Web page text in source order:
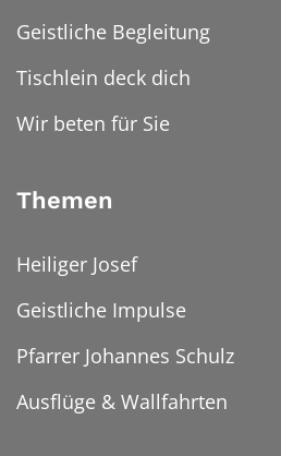
Geistliche Begleitung
Tischlein deck dich
Wir beten für Sie
Themen
Heiliger Josef
Geistliche Impulse
Pfarrer Johannes Schulz
Ausflüge & Wallfahrten